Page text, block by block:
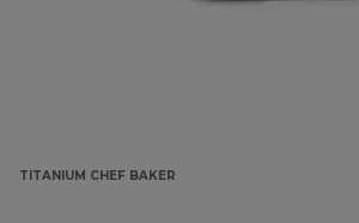
TITANIUM CHEF BAKER